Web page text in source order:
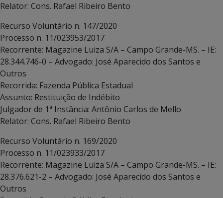
Relator: Cons. Rafael Ribeiro Bento
Recurso Voluntário n. 147/2020
Processo n. 11/023953/2017
Recorrente: Magazine Luiza S/A – Campo Grande-MS. – IE:
28.344.746-0 – Advogado: José Aparecido dos Santos e
Outros
Recorrida: Fazenda Pública Estadual
Assunto: Restituição de Indébito
Julgador de 1ª Instância: Antônio Carlos de Mello
Relator: Cons. Rafael Ribeiro Bento
Recurso Voluntário n. 169/2020
Processo n. 11/023933/2017
Recorrente: Magazine Luiza S/A – Campo Grande-MS. – IE:
28.376.621-2 – Advogado: José Aparecido dos Santos e
Outros